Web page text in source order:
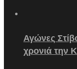
Αγώνες
χρονιά την